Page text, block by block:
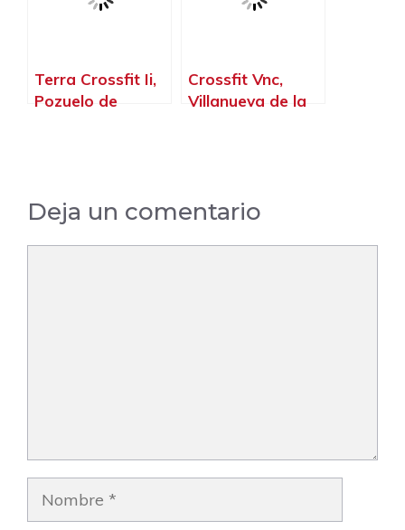
Terra Crossfit Ii,
Pozuelo de
Crossfit Vnc,
Villanueva de la
Deja un comentario
Nombre